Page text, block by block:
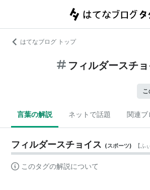
はてなブログ トップ
フィルダースチ
こ
言葉の解説 ネットで話題 関連ブ
フィルダースチョイス (スポーツ) 【ふ
このタグの解説について